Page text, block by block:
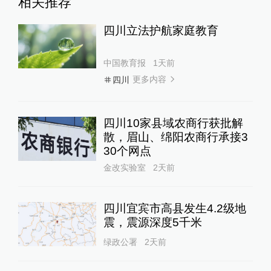
四川立法护航家庭教育
中国教育报
1天前
四川 更多内容
四川10家县域农商行获批解
散，眉山、绵阳农商行承接3
30个网点
金改实验室 2天前
四川宜宾市高县发生4.2级地
震，震源深度5千米
绿政公署 2天前